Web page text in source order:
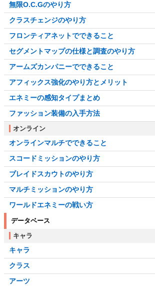
無限O.C.Gのやり方
クラスチェンジのやり方
フロンティアネットでできること
セグメントマップの仕様と調査のやり方
アームズカンパニーでできること
アフィックス強化のやり方とメリット
エネミーの感知タイプまとめ
ファッション装備の入手方法
オンライン
オンラインマルチでできること
スコードミッションのやり方
ブレイドスカウトのやり方
マルチミッションのやり方
ワールドエネミーの戦い方
データベース
キャラ
キャラ
クラス
アーツ